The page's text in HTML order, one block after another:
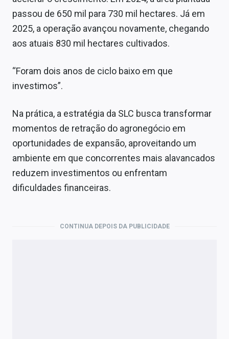
passou de 650 mil para 730 mil hectares. Já em
2025, a operação avançou novamente, chegando
aos atuais 830 mil hectares cultivados.
“Foram dois anos de ciclo baixo em que
investimos”.
Na prática, a estratégia da SLC busca transformar
momentos de retração do agronegócio em
oportunidades de expansão, aproveitando um
ambiente em que concorrentes mais alavancados
reduzem investimentos ou enfrentam
dificuldades financeiras.
CONTINUA DEPOIS DA PUBLICIDADE